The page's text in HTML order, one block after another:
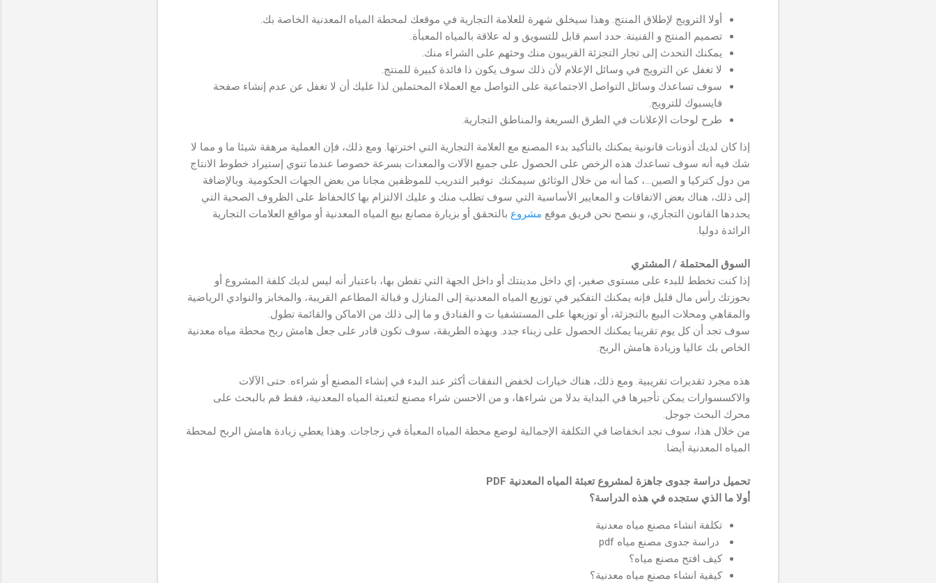
أولا الترويج لإطلاق المنتج. وهذا سيخلق شهرة للعلامة التجارية في موقعك لمحطة المياه المعدنية الخاصة بك.
تصميم المنتج و القنينة. حدد اسم قابل للتسويق و له علاقة بالمياه المعبأة.
يمكنك التحدث إلى تجار التجزئة القريبون منك وحثهم على الشراء منك.
لا تغفل عن الترويج في وسائل الإعلام لأن ذلك سوف يكون ذا فائدة كبيرة للمنتج.
سوف تساعدك وسائل التواصل الاجتماعية على التواصل مع العملاء المحتملين لذا عليك أن لا تغفل عن عدم إنشاء صفحة
فايسبوك للترويج.
طرح لوحات الإعلانات في الطرق السريعة والمناطق التجارية.
إذا كان لديك أذونات قانونية يمكنك بالتأكيد بدء المصنع مع العلامة التجارية التي اخترتها. ومع ذلك، فإن العملية مرهقة شيئا ما و مما لا
شك فيه أنه سوف تساعدك هذه الرخص على الحصول على جميع الآلات والمعدات بسرعة خصوصا عندما تنوي إستيراد خطوط الانتاج
من دول كتركيا و الصين...، كما أنه من خلال الوثائق سيمكنك توفير التدريب للموظفين مجانا من بعض الجهات الحكومية. وبالإضافة
إلى ذلك، هناك بعض الاتفاقات و المعايير الأساسية التي سوف تطلب منك و عليك الالتزام بها كالحفاظ على الظروف الصحية التي
يحددها القانون التجاري، و ننصح نحن فريق موقع مشروع بالتحقق أو بزيارة مصانع بيع المياه المعدنية أو مواقع العلامات التجارية
الرائدة دوليا.
السوق المحتملة / المشتري
إذا كنت تخطط للبدء على مستوى صغير، إي داخل مدينتك أو داخل الجهة التي تقطن بها، باعتبار أنه ليس لديك كلفة المشروع أو
بحوزتك رأس مال قليل فإنه يمكنك التفكير في توزيع المياه المعدنية إلى المنازل و قبالة المطاعم القريبة، والمخابز والنوادي الرياضية
والمقاهي ومحلات البيع بالتجزئة، أو توزيعها على المستشفيا ت و الفنادق و ما إلى ذلك من الاماكن والقائمة تطول.
سوف تجد أن كل يوم تقريبا يمكنك الحصول على زبناء جدد. وبهذه الطريقة، سوف تكون قادر على جعل هامش ربح محطة مياه معدنية
الخاص بك عاليا وزيادة هامش الربح.
هذه مجرد تقديرات تقريبية. ومع ذلك، هناك خيارات لخفض النفقات أكثر عند البدء في إنشاء المصنع أو شراءه. حتى الآلات
والاكسسوارات يمكن تأجيرها في البداية بدلا من شراءها، و من الاحسن شراء مصنع لتعبئة المياه المعدنية، فقط قم بالبحث على
محرك البحث جوجل.
من خلال هذا، سوف تجد انخفاضا في التكلفة الإجمالية لوضع محطة المياه المعبأة في زجاجات. وهذا يعطي زيادة هامش الربح لمحطة
المياه المعدنية أيضا.
تحميل دراسة جدوى جاهزة لمشروع تعبئة المياه المعدنية PDF
أولا ما الذي ستجده في هذه الدراسة؟
تكلفة انشاء مصنع مياه معدنية
دراسة جدوى مصنع مياه pdf
كيف افتح مصنع مياه؟
كيفية انشاء مصنع مياه معدنية؟